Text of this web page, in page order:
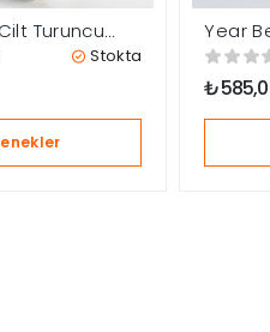
Turuncu
AyakkabıStokta
Year
₺